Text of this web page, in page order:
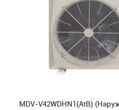
MDV-V42WDHN1(AtB)